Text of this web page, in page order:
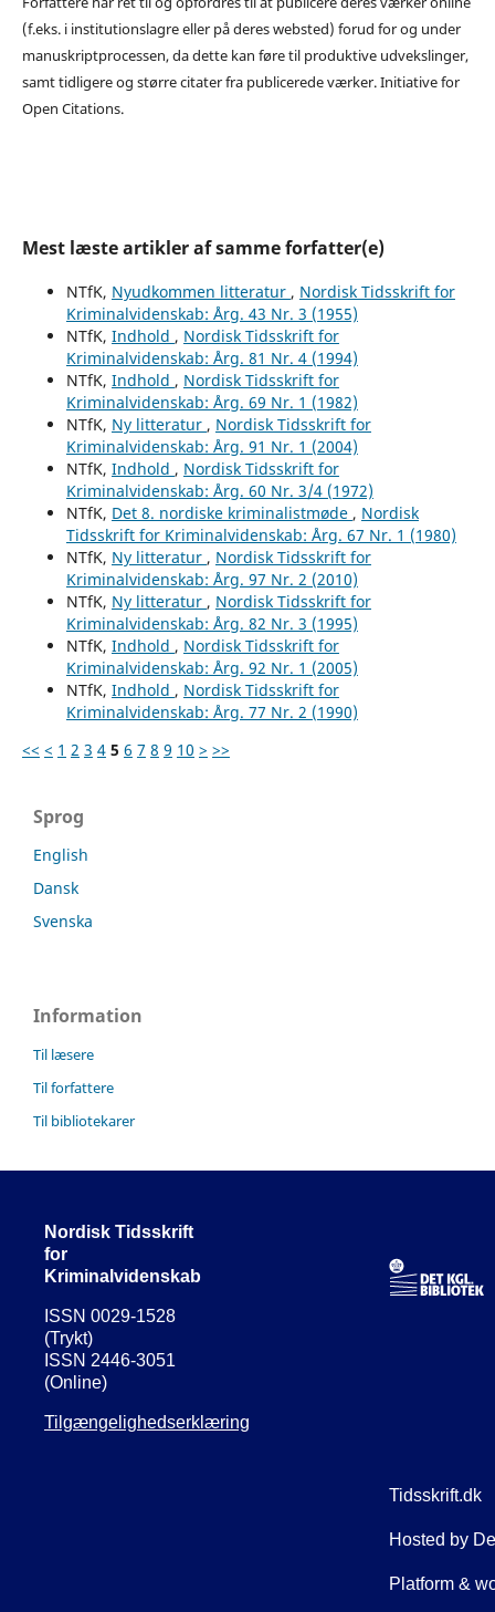
(f.eks. i institutionslagre eller på deres websted) forud for og under
manuskriptprocessen, da dette kan føre til produktive udvekslinger,
samt tidligere og større citater fra publicerede værker. Initiative for
Open Citations.
Mest læste artikler af samme forfatter(e)
NTfK, Nyudkommen litteratur , Nordisk Tidsskrift for
Kriminalvidenskab: Årg. 43 Nr. 3 (1955)
NTfK, Indhold , Nordisk Tidsskrift for
Kriminalvidenskab: Årg. 81 Nr. 4 (1994)
NTfK, Indhold , Nordisk Tidsskrift for
Kriminalvidenskab: Årg. 69 Nr. 1 (1982)
NTfK, Ny litteratur , Nordisk Tidsskrift for
Kriminalvidenskab: Årg. 91 Nr. 1 (2004)
NTfK, Indhold , Nordisk Tidsskrift for
Kriminalvidenskab: Årg. 60 Nr. 3/4 (1972)
NTfK, Det 8. nordiske kriminalistmøde , Nordisk
Tidsskrift for Kriminalvidenskab: Årg. 67 Nr. 1 (1980)
NTfK, Ny litteratur , Nordisk Tidsskrift for
Kriminalvidenskab: Årg. 97 Nr. 2 (2010)
NTfK, Ny litteratur , Nordisk Tidsskrift for
Kriminalvidenskab: Årg. 82 Nr. 3 (1995)
NTfK, Indhold , Nordisk Tidsskrift for
Kriminalvidenskab: Årg. 92 Nr. 1 (2005)
NTfK, Indhold , Nordisk Tidsskrift for
Kriminalvidenskab: Årg. 77 Nr. 2 (1990)
<< < 1 2 3 4 5 6 7 8 9 10 > >>
Sprog
English
Dansk
Svenska
Information
Til læsere
Til forfattere
Til bibliotekarer
Nordisk Tidsskrift
for
Kriminalvidenskab
ISSN 0029-1528
(Trykt)
ISSN 2446-3051
(Online)
Tilgængelighedserklæring